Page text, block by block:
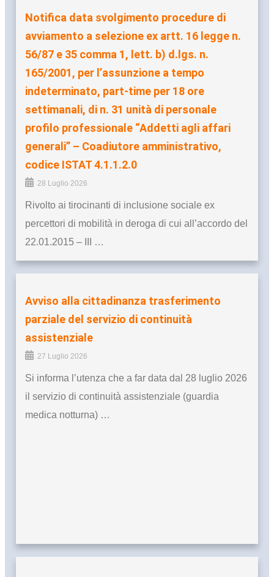
Notifica data svolgimento procedure di
avviamento a selezione ex artt. 16 legge n.
56/87 e 35 comma 1, lett. b) d.lgs. n.
165/2001, per l’assunzione a tempo
indeterminato, part-time per 18 ore
settimanali, di n. 31 unità di personale
profilo professionale “Addetti agli affari
generali” – Coadiutore amministrativo,
codice ISTAT 4.1.1.2.0
28 Luglio 2026
Rivolto ai tirocinanti di inclusione sociale ex
percettori di mobilità in deroga di cui all’accordo del
22.01.2015 – III …
Avviso alla cittadinanza trasferimento
parziale del servizio di continuità
assistenziale
27 Luglio 2026
Si informa l’utenza che a far data dal 28 luglio 2026
il servizio di continuità assistenziale (guardia
medica notturna) …